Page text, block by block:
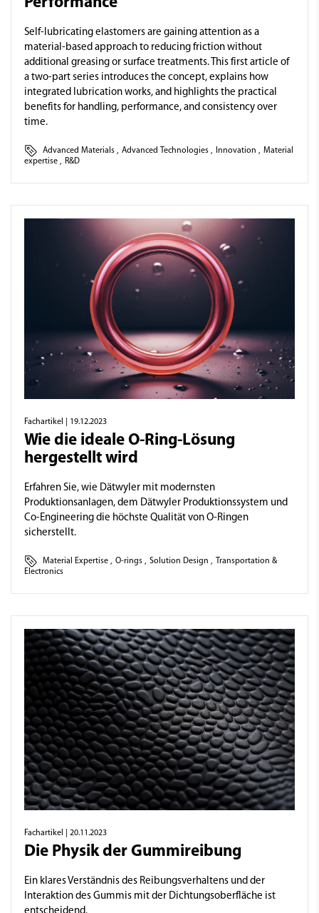
Self-lubricating elastomers are gaining attention as a
material-based approach to reducing friction without
additional greasing or surface treatments. This first article of
a two-part series introduces the concept, explains how
integrated lubrication works, and highlights the practical
benefits for handling, performance, and consistency over
time.
Advanced Materials , Advanced Technologies , Innovation , Material
expertise , R&D
Fachartikel | 19.12.2023
Wie die ideale O-Ring-Lösung
hergestellt wird
Erfahren Sie, wie Dätwyler mit modernsten
Produktionsanlagen, dem Dätwyler Produktionssystem und
Co-Engineering die höchste Qualität von O-Ringen
sicherstellt.
Material Expertise , O-rings , Solution Design ,
Transportation &
Electronics
Fachartikel | 20.11.2023
Die Physik der Gummireibung
Ein klares Verständnis des Reibungsverhaltens und der
Interaktion des Gummis mit der Dichtungsoberfläche ist